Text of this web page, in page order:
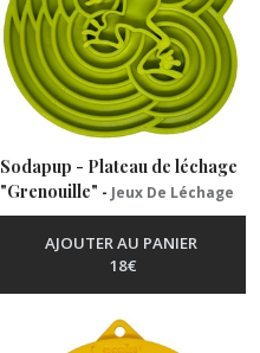
Sodapup - Plateau de léchage
"Grenouille" - Jeux De Léchage
AJOUTER AU PANIER
18€